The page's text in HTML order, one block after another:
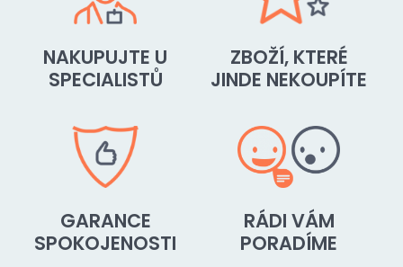
NAKUPUJTE U
SPECIALISTŮ
ZBOŽÍ, KTERÉ
JINDE NEKOUPÍTE
GARANCE
SPOKOJENOSTI
RÁDI VÁM
PORADÍME